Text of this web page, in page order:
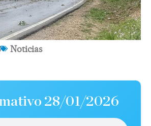
Noticias
28/01/2026